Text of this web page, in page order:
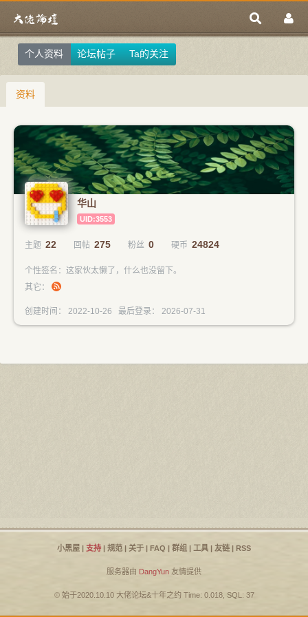
个人资料 论坛帖子 Ta的关注
资料
华山
UID:3553
主题 22 回帖 275 粉丝 0 硬币 24824
个性签名：这家伙太懒了，什么也没留下。
其它：
创建时间： 2022-10-26 最后登录： 2026-07-31
小黑屋 | 支持 | 规范 | 关于 | FAQ | 群组 | 工具 | 友链 | RSS
服务器由 DangYun 友情提供
© 始于2020.10.10 大佬论坛&十年之约Time: 0.018, SQL: 37